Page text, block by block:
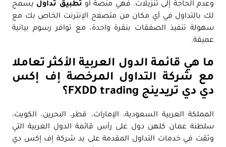
وعدم الحاجة إلى تنزيلات. فهي منصة أو تطبيق تداول يسمح
لك بالتداول في أي مكان من متصفح الإنترنت الخاص بك مع
سهولة تنفيذ الصفقات بنقرة واحدة، مع توافر رسوم بيانية
عميقة.
ما هي قائمة الدول العربية الأكثر تعاملا
مع شركة التداول المرخصة إف إكس
دي دي تريدينج FXDD trading؟
المملكة العربية السعودية، الإمارات، قطر، البحرين، الكويت،
سلطنة عمان كلهن دول على رأس قائمة الدول العربية التي
وثقت في خدمات التداول المقدمة على يد شركة إف إكس دي